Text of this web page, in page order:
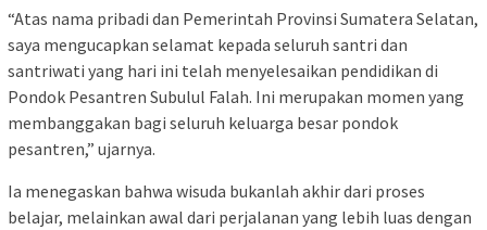
“Atas nama pribadi dan Pemerintah Provinsi Sumatera Selatan,
saya mengucapkan selamat kepada seluruh santri dan
santriwati yang hari ini telah menyelesaikan pendidikan di
Pondok Pesantren Subulul Falah. Ini merupakan momen yang
membanggakan bagi seluruh keluarga besar pondok
pesantren,” ujarnya.
Ia menegaskan bahwa wisuda bukanlah akhir dari proses
belajar, melainkan awal dari perjalanan yang lebih luas dengan